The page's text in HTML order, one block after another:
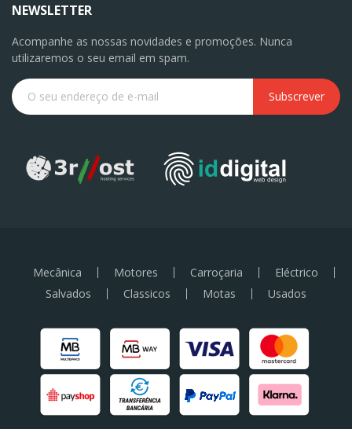
NEWSLETTER
Acompanhe as nossas novidades e promoções. Nunca
utilizaremos o seu email em spam.
Subscrever
Mecânica Motores Carroçaria
Eléctrico
Salvados
Classicos Motas Usados